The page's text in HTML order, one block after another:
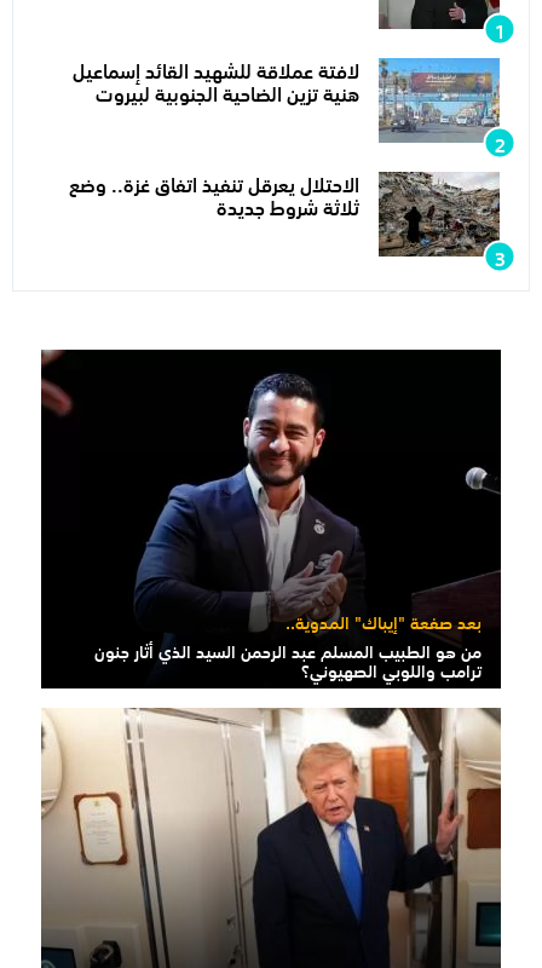
لافتة عملاقة للشهيد القائد إسماعيل
هنية تزين الضاحية الجنوبية لبيروت
الاحتلال يعرقل تنفيذ اتفاق غزة.. وضع
ثلاثة شروط جديدة
بعد صفعة "إيباك" المدوية..
من هو الطبيب المسلم عبد الرحمن السيد الذي أثار جنون
ترامب واللوبي الصهيوني؟